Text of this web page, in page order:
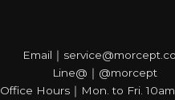
Email｜
Line@｜@morcept
Office Hours｜Mon. to Fri.